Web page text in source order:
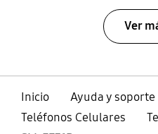
Ver
Inicio
Ayuda y
Teléfonos Celulares